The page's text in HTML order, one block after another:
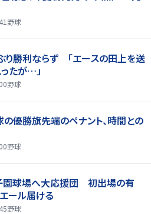
野球
り勝利ならず 「エースの田上を送
たが…」
野球
優勝旗先端のペナント、時間との
野球
園球場へ大応援団 初出場の有
ール届ける
野球